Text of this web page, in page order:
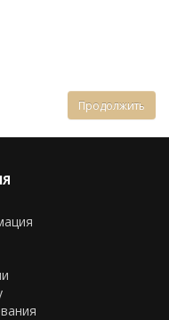
Продолжить